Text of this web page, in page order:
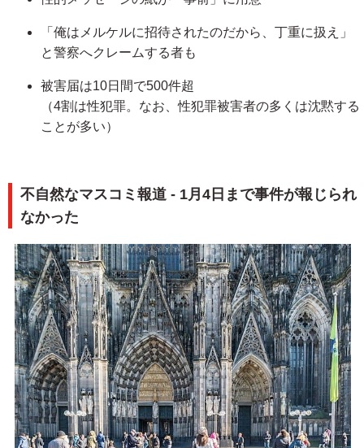
「俺はメルケルに招待されたのだから、丁重に扱え」
と警察へクレームする者も
被害届は10日間で500件超
（4割は性犯罪。なお、性犯罪被害者の多くは沈黙する
ことが多い）
不自然なマスコミ報道 - 1月4日まで事件が報じられ
なかった